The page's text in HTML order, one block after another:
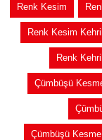
Renk Kesim
Renk Kesim
Renk
Çümbüşü
Çümbüşü